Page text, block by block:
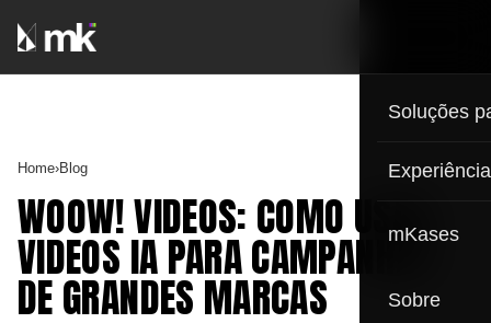
Soluções
mKases
Sobre
Home›Blog
WOOW! VIDEOS: COMO USAR
VIDEOS IA PARA CAMPANHAS
DE GRANDES MARCAS